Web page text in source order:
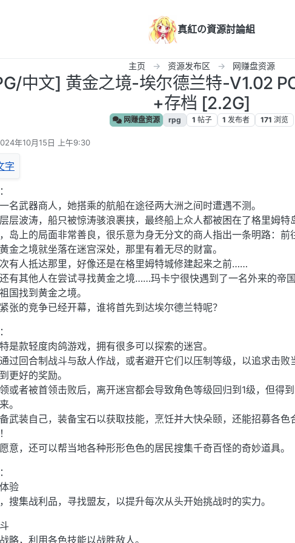
真紅の資源討論組
主页 资源发布区 网赚盘资源
中文] 黄金之境-埃尔德兰特-V1.02
+存档 [2.2G]
网赚盘资源 rpg 1 帖子 1 发布者 171 浏览
年10月15日 上午9:30
编辑
名武器商人，她搭乘的航船在途径两大洲之间时遭遇不测。
层波涛，船只被惊涛骇浪裹挟，最终船上众人都被困在了格里姆特
岛上的局面非常善良，很乐意为身无分文的商人指出一条明路：前
金之境就坐落在迷宫深处，那里有着无尽的财富。
有人抵达那里，好像还是在格里姆特城修建起来之前……
有其他人在尝试寻找黄金之境……玛卡宁很快遇到了一名外来的帝
国找到黄金之境。
张的竞争已经开幕，谁将首先到达埃尔德兰特呢？
是款轻度肉鸽游戏，拥有很多可以探索的迷宫。
过回合制战斗与敌人作战，或者避开它们以压制等级，以追求击败
更好的奖励。
或者被首领击败后，离开迷宫都会导致角色等级回归到1级，但得
。
武装自己，装备宝石以获取技能，烹饪并大快朵颐，还能招募各色
意，还可以帮当地各种形形色色的居民搜集千奇百怪的奇妙道具。
验
搜集战利品，寻找盟友，以提升每次从头开始挑战时的实力。
略，利用各色技能以战胜敌人。